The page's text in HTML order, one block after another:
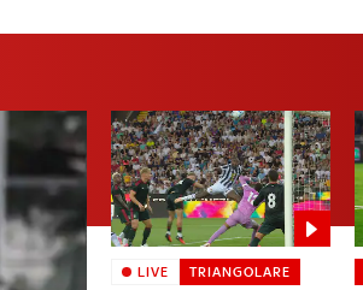
LIVE TRIANGOLARE